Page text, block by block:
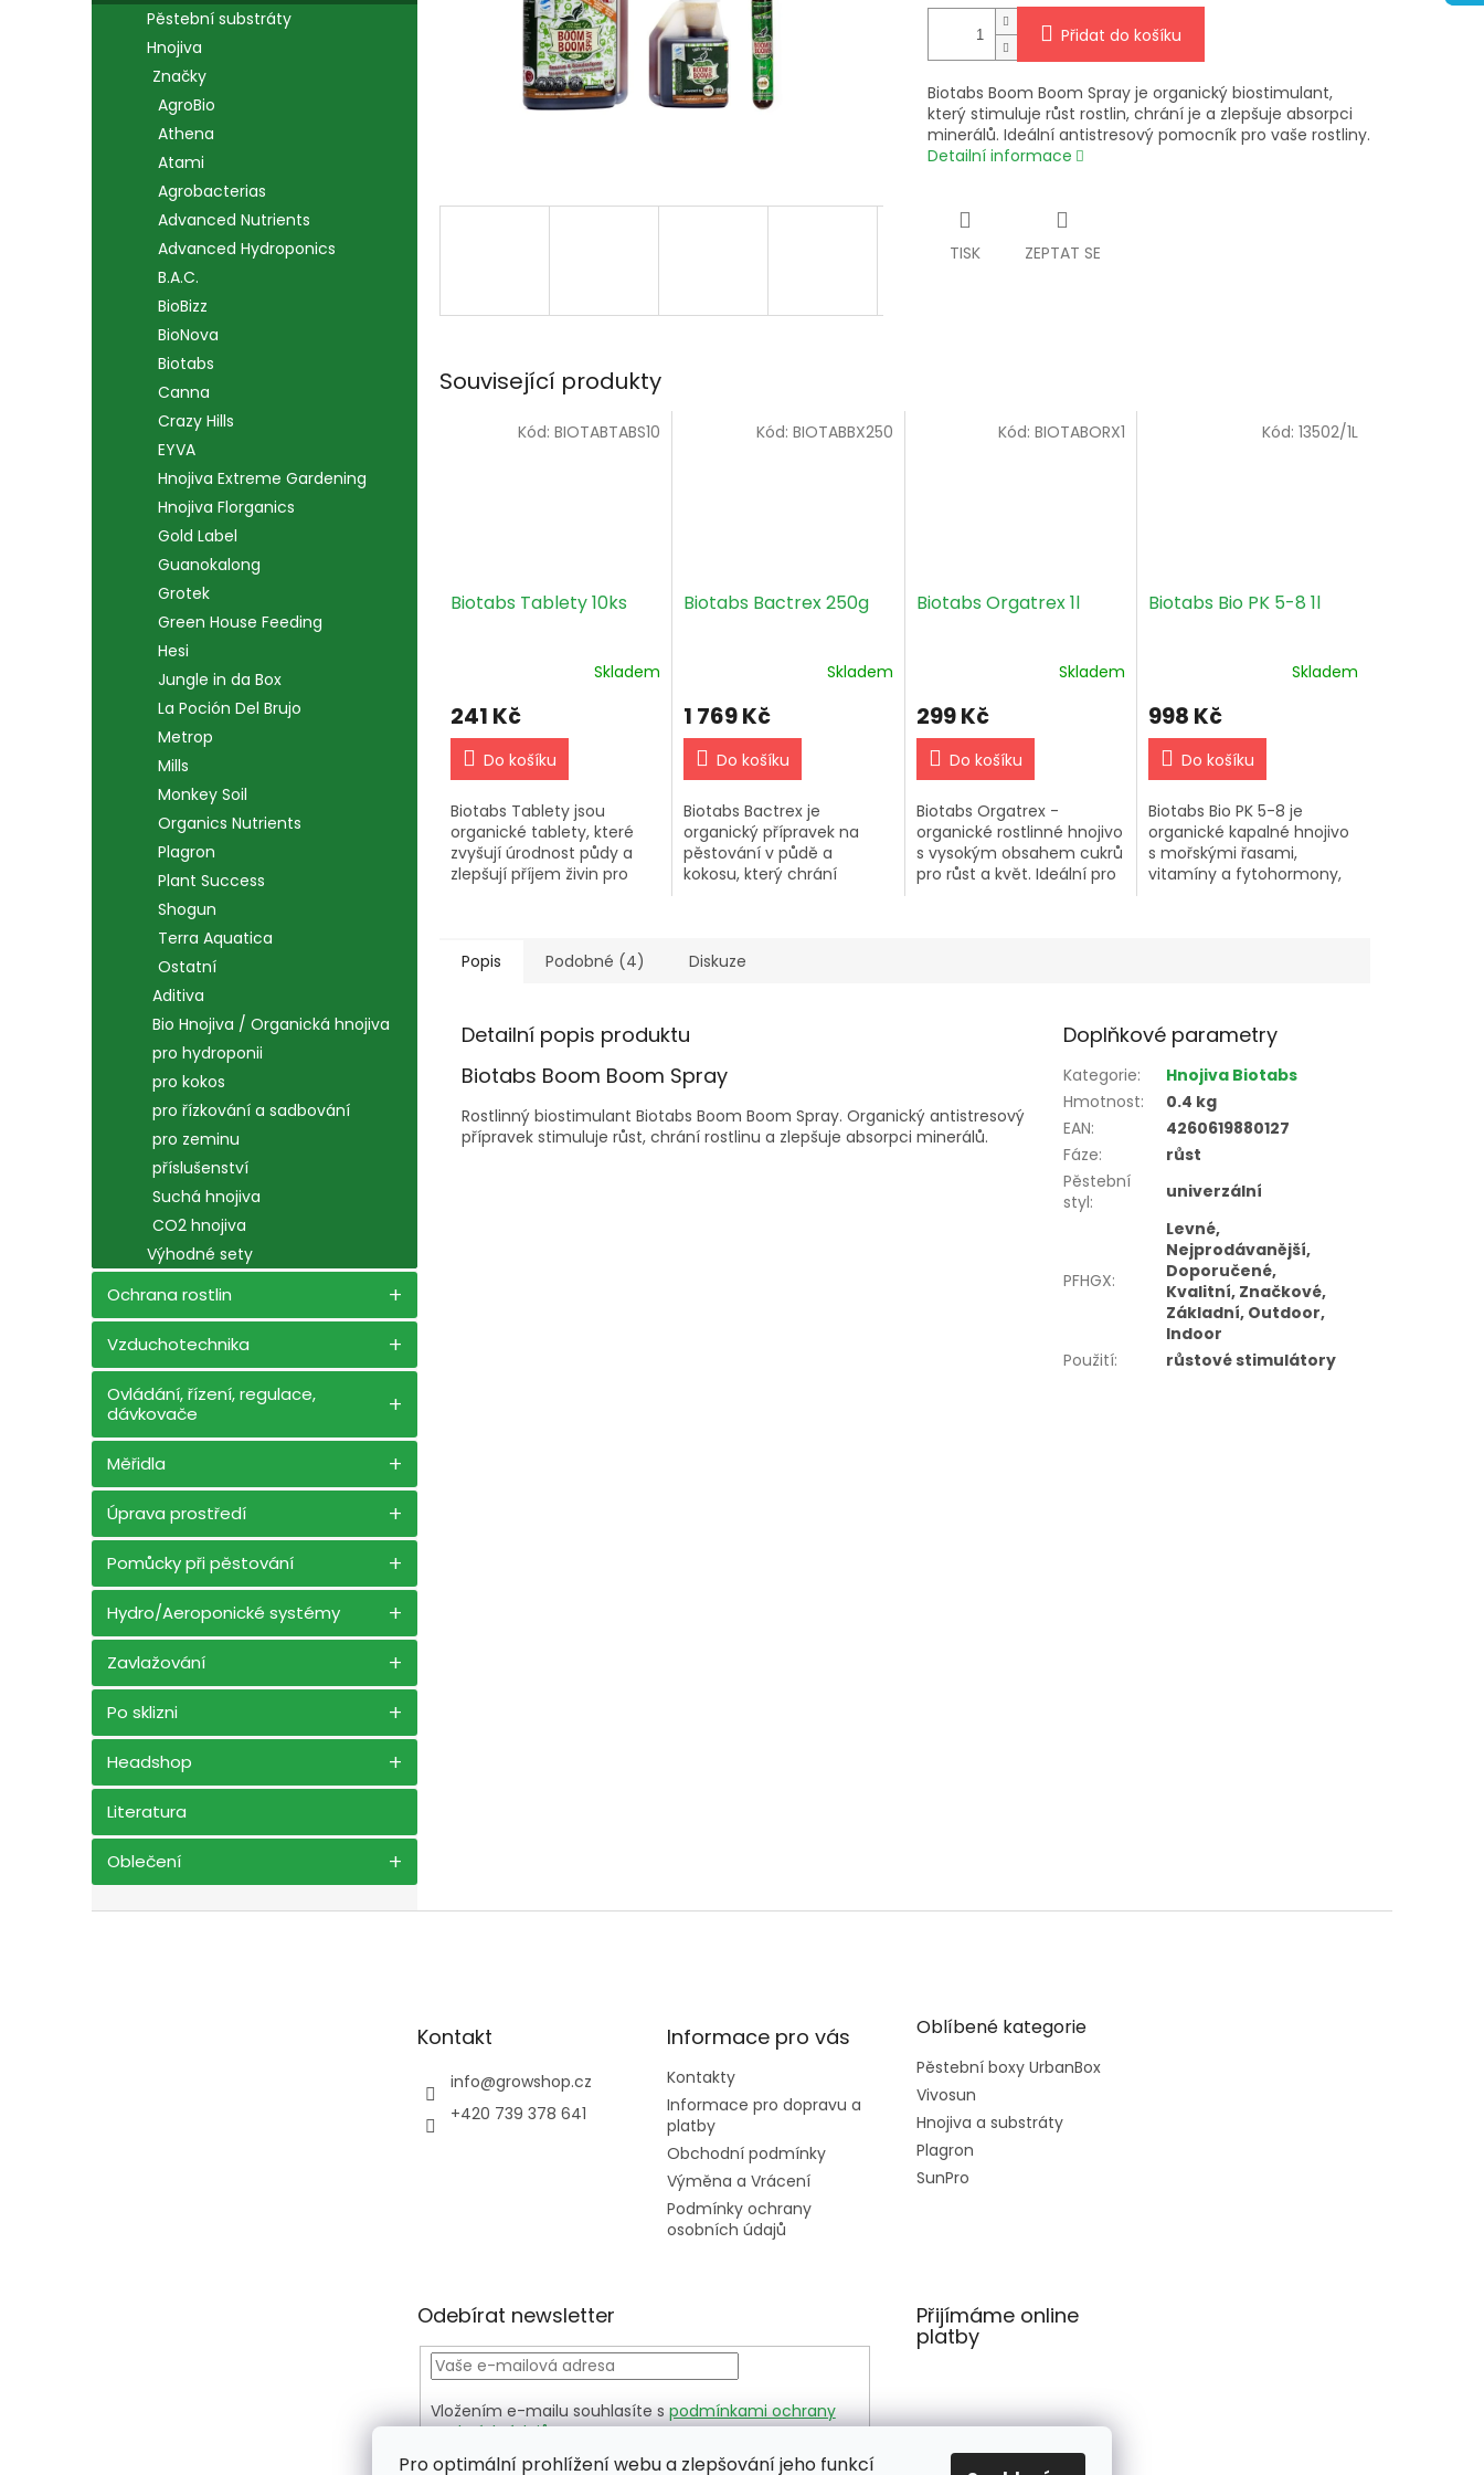
Pro optimální prohlížení webu a zlepšování jeho funkcí
Pěstební substráty
Hnojiva
Značky
AgroBio
Athena
Atami
Agrobacterias
Advanced Nutrients
Advanced Hydroponics
B.A.C.
BioBizz
BioNova
Biotabs
Canna
Crazy Hills
EYVA
Hnojiva Extreme Gardening
Hnojiva Florganics
Gold Label
Guanokalong
Grotek
Green House Feeding
Hesi
Jungle in da Box
La Poción Del Brujo
Metrop
Mills
Monkey Soil
Organics Nutrients
Plagron
Plant Success
Shogun
Terra Aquatica
Ostatní
Aditiva
Bio Hnojiva / Organická hnojiva
pro hydroponii
pro kokos
pro řízkování a sadbování
pro zeminu
příslušenství
Suchá hnojiva
CO2 hnojiva
Výhodné sety
Ochrana rostlin
Vzduchotechnika
Ovládání, řízení, regulace,
dávkovače
Měřidla
Úprava prostředí
Pomůcky při pěstování
Hydro/Aeroponické systémy
Zavlažování
Po sklizni
Headshop
Literatura
Oblečení
Přidat do košíku
Biotabs Boom Boom Spray je organický biostimulant,
který stimuluje růst rostlin, chrání je a zlepšuje absorpci
minerálů. Ideální antistresový pomocník pro vaše rostliny.
Detailní informace
TISK ZEPTAT SE
Související produkty
Biotabs Tablety 10ks
Skladem
241 Kč
Do košíku
Biotabs Tablety jsou
organické tablety, které
zvyšují úrodnost půdy a
zlepšují příjem živin pro
Kód: BIOTABTABS10
Biotabs Bactrex 250g
Skladem
1 769 Kč
Do košíku
Biotabs Bactrex je
organický přípravek na
pěstování v půdě a
kokosu, který chrání
bakterie.
Kód: BIOTABBX250
Biotabs Orgatrex 1l
Skladem
299 Kč
Do košíku
Biotabs Orgatrex -
organické rostlinné hnojivo
s vysokým obsahem cukrů
pro růst a květ. Ideální pro
Kód:BIOTABORX1
Biotabs Bio PK 5-8 1l
Skladem
998 Kč
Do košíku
Biotabs Bio PK 5-8 je
organické kapalné hnojivo
s mořskými řasami,
vitamíny a fytohormony,
Kód: 13502/1L
Popis Podobné (4) Diskuze
Detailní popis produktu
Biotabs Boom Boom Spray
Rostlinný biostimulant Biotabs Boom Boom Spray. Organický antistresový
přípravek stimuluje růst, chrání rostlinu a zlepšuje absorpci minerálů.
Doplňkové parametry
Kategorie:
Hnojiva Biotabs
Hmotnost:
0.4 kg
EAN:
4260619880127
Fáze:
růst
Pěstební
styl: univerzální
PFHGX:
Levné,
Nejprodávanější,
Doporučené,
Kvalitní, Značkové,
Základní, Outdoor,
Indoor
Použití: růstové stimulátory
Kontakt
info@growshop.cz
+420 739 378 641
Informace pro vás
Kontakty
Informace pro dopravu a
platby
Obchodní podmínky
Výměna a Vrácení
Podmínky ochrany
osobních údajů
Oblíbené kategorie
Pěstební boxy UrbanBox
Vivosun
Hnojiva a substráty
Plagron
SunPro
Odebírat newsletter
Vložením e-mailu souhlasíte s podmínkami ochrany
osobních údajů
PŘIHLÁSIT
Přijímáme online
platby